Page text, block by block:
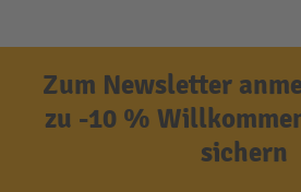
Zum Newsletter
zu -10 %
sichern